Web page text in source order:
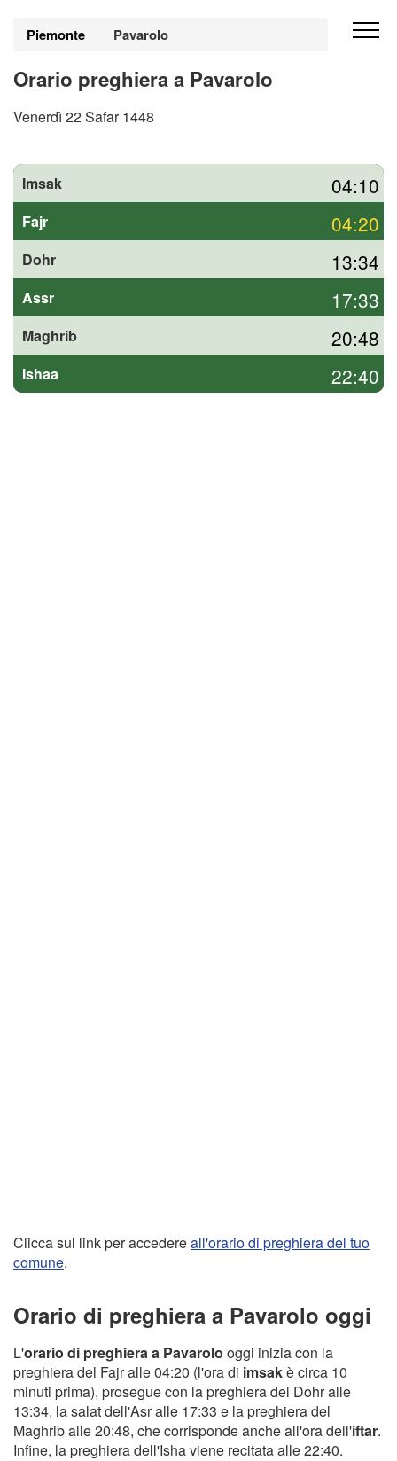
Piemonte Pavarolo
Orario preghiera a Pavarolo
Venerdì 22 Safar 1448
Imsak 04:10
Fajr 04:20
Dohr 13:34
Assr 17:33
Maghrib 20:48
Ishaa 22:40
Clicca sul link per accedereall'orario di preghiera del tuo
comune.
Orario di preghiera a Pavarolo oggi
L'orario di preghiera a Pavarolo oggi inizia con la
preghiera del Fajr alle 04:20 (l'ora di imsakè circa 10
minuti prima), prosegue con la preghiera del Dohr alle
13:34, la salat dell'Asr alle 17:33 e la preghiera del
Maghrib alle 20:48, che corrisponde anche all'ora dell'iftar.
Infine, la preghiera dell'Isha viene recitata alle 22:40.